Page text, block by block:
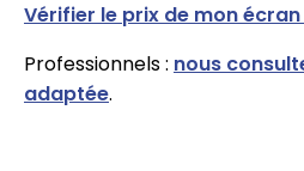
Vérifier le prix de mon
Professionnels : nous
adaptée.